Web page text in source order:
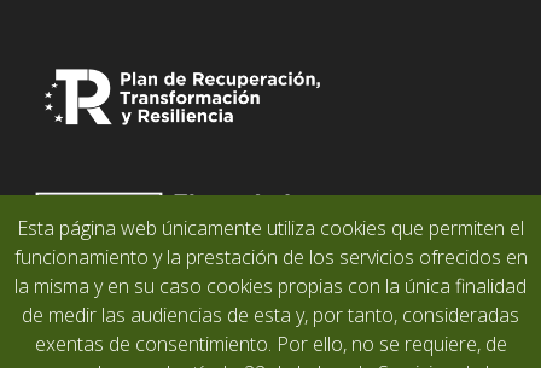
Esta página web únicamente utiliza cookies que permiten el
funcionamiento y la prestación de los servicios ofrecidos en
la misma y en su caso cookies propias con la única finalidad
de medir las audiencias de esta y, por tanto, consideradas
exentas de consentimiento. Por ello, no se requiere, de